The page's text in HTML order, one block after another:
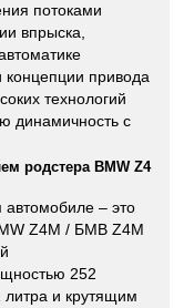
потоками
впрыска,
концепции привода
технологий
динамичность с
родстера BMW Z4
автомобиле – это
Z4M / БМВ Z4M
252
и крутящим